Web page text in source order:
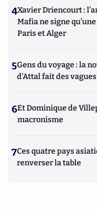
4Xavier Driencourt :
Mafia ne signe
Paris et Alger
5Gens du voyage : la
d'Attal fait des vagues
6Et Dominique de
macronisme
7Ces quatre pays
renverser la table